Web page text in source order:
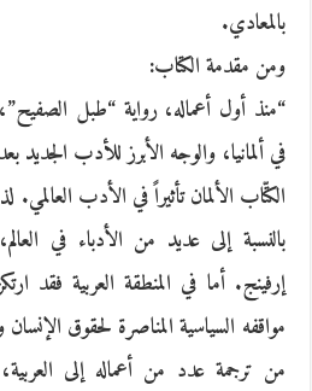
بالمعادي.
ومن مقدمة الكتاب:
“منذ أول أعماله، رواية “طبل
في ألمانيا، والوجه الأبرز للأدب الجديد
الكتّاب الألمان تأثيراً في الأدب
بالنسبة إلى عديد من الأدباء في
إرفينج. أما في المنطقة العربية فقد
مواقفه السياسية المناصرة لحقوق الإنسان
من ترجمة عدد من أعماله إلى